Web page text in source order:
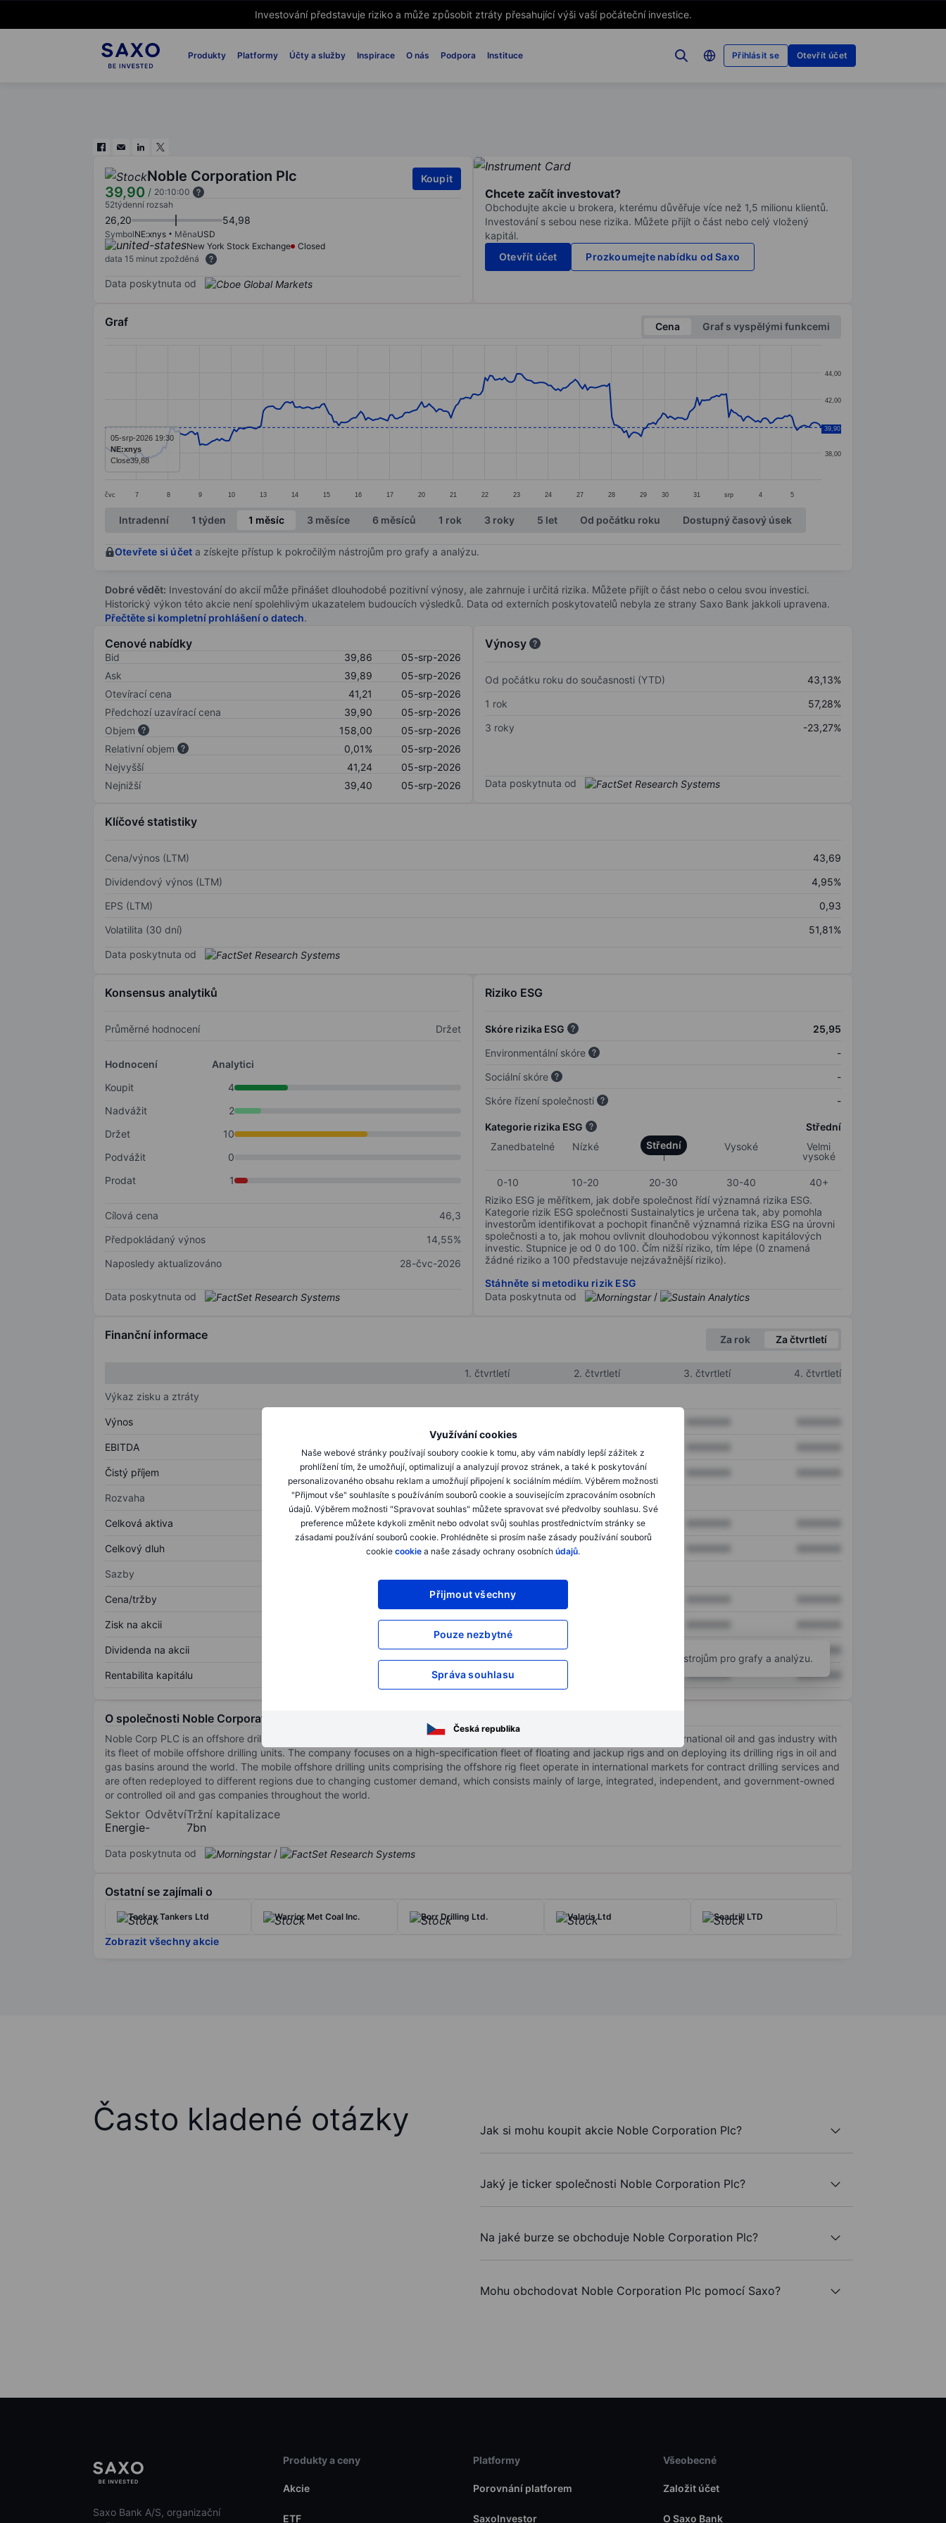
Investování představuje riziko a může způsobit ztráty přesahující výši vaší počáteční investice.
Produkty Platformy Účty a služby Inspirace O nás Podpora Instituce Přihlásit se Otevřít účet
Využívání cookies
Naše webové stránky používají soubory cookie k tomu, aby vám nabídly lepší zážitek z
prohlížení tím, že umožňují, optimalizují a analyzují provoz stránek, a také k poskytování
personalizovaného obsahu reklam a umožňují připojení k sociálním médiím. Výběrem možnosti
"Přijmout vše" souhlasíte s používáním souborů cookie a souvisejícím zpracováním osobních
údajů. Výběrem možnosti "Spravovat souhlas" můžete spravovat své předvolby souhlasu. Své
preference můžete kdykoli změnit nebo odvolat svůj souhlas prostřednictvím stránky se
zásadami používání souborů cookie. Prohlédněte si prosím naše zásady používání souborů
cookie cookie a naše zásady ochrany osobních údajů.
Přijmout všechny
Pouze nezbytné
Správa souhlasu
Česká republika
Noble Corporation Plc
39,90 / 20:10:00
Koupit
52týdenní rozsah
26,20 54,98
SymbolNE:xnys MěnaUSD
New York Stock Exchange
Closed
data 15 minut zpožděná
Data poskytnuta od
Chcete začít investovat?
Obchodujte akcie u brokera, kterému důvěřuje více než 1,5 milionu klientů.
Investování s sebou nese rizika. Můžete přijít o část nebo celý vložený
kapitál.
Otevřít účet
Prozkoumejte nabídku od Saxo
Graf Cena
Graf s vyspělými funkcemi
The chart has 1 X axis displaying categories.
The chart has 1 Y axis displaying values. Data ranges from 37.42 to 43.9.
čvc 7 8 9 10 13 14 15 16 17 20 21 22 23 24 27 28 29 30 31 srp 4 5
38,00
40,00
42,00
44,00
39,90
05-srp-2026 19:30
NE:xnys
Close39,88
End of interactive chart.
Intradenní 1 týden 1 měsíc 3 měsíce 6 měsíců 1 rok 3 roky 5 let Od počátku roku Dostupný časový úsek
Otevřete si účet a získejte přístup k pokročilým nástrojům pro grafy a analýzu.
Dobré vědět: Investování do akcií může přinášet dlouhodobé pozitivní výnosy, ale zahrnuje i určitá rizika. Můžete přijít o část nebo o celou svou investici.
Historický výkon této akcie není spolehlivým ukazatelem budoucích výsledků. Data od externích poskytovatelů nebyla ze strany Saxo Bank jakkoli upravena.
Přečtěte si kompletní prohlášení o datech.
Cenové nabídky
Bid 39,86
05-srp-2026
Ask
39,89
05-srp-2026
Otevírací cena
41,21
05-srp-2026
Předchozí uzavírací cena
39,90
05-srp-2026
Objem
158,00
05-srp-2026
Relativní objem
0,01%
05-srp-2026
Nejvyšší
41,24
05-srp-2026
Nejnižší
39,40 05-srp-2026
Výnosy
Od počátku roku do současnosti (YTD)
43,13%
1 rok
57,28%
3 roky
-23,27%
Data poskytnuta od
Klíčové statistiky
Cena/výnos (LTM)
43,69
Dividendový výnos (LTM)
4,95%
EPS (LTM)
0,93
Volatilita (30 dní)
51,81%
Data poskytnuta od
Konsensus analytiků
Průměrné hodnocení Držet
Hodnocení
Analytici
Koupit
4
Nadvážit
2
Držet
10
Podvážit
0
Prodat
1
Cílová cena
46,3
Předpokládaný výnos
14,55%
Naposledy aktualizováno
28-čvc-2026
Data poskytnuta od
Riziko ESG
Skóre rizika ESG
25,95
Environmentální skóre
-
Sociální skóre
-
Skóre řízení společnosti
-
Kategorie rizika ESG
Střední
Zanedbatelné
Nízké Střední Vysoké
Velmi
vysoké
0-10 10-20 20-30 30-40
40+
Riziko ESG je měřítkem, jak dobře společnost řídí významná rizika ESG.
Kategorie rizik ESG společnosti Sustainalytics je určena tak, aby pomohla
investorům identifikovat a pochopit finančně významná rizika ESG na úrovni
společnosti a to, jak mohou ovlivnit dlouhodobou výkonnost kapitálových
investic. Stupnice je od 0 do 100. Čím nižší riziko, tím lépe (0 znamená
žádné riziko a 100 představuje nejzávažnější riziko).
Stáhněte si metodiku rizik ESG
Data poskytnuta od
/
Finanční informace Za rok Za čtvrtletí
1. čtvrtletí 2. čtvrtletí 3. čtvrtletí
4. čtvrtletí
Výkaz zisku a ztráty
Výnos
EBITDA XXXXXXX XXXXXXX
Čistý příjem XXXXXXX XXXXXXX
Rozvaha
Celková aktiva XXXXXXX XXXXXXX
Celkový dluh XXXXXXX XXXXXXX
Sazby
Cena/tržby XXXXXXX
Zisk na akcii XXXXXXX
Dividenda na akcii XXXXXXX
Rentabilita kapitálu XXXXXXX XXXXXXX XXXXXXX
Otevřete si účeta získejte přístup k pokročilým nástrojům pro grafy a analýzu.
O společnosti Noble Corporation Plc
Noble Corp PLC is an offshore drilling contractor for the oil and gas industry that provides contract drilling services to the international oil and gas industry with
its fleet of mobile offshore drilling units. The company focuses on a high-specification fleet of floating and jackup rigs and on deploying its drilling rigs in oil and
gas basins around the world. The mobile offshore drilling units comprising the offshore rig fleet operate in international markets for contract drilling services and
are often redeployed to different regions due to changing customer demand, which consists mainly of large, integrated, independent, and government-owned
or controlled oil and gas companies throughout the world.
Sektor
Energie
Odvětví
-
Tržní kapitalizace
7bn
Data poskytnuta od /
Ostatní se zajímali o
Teekay Tankers Ltd Warrior Met Coal Inc. Borr Drilling Ltd. Valaris Ltd Seadrill LTD
Zobrazit všechny akcie
Často kladené otázky Jak si mohu koupit akcie Noble Corporation Plc?
Jaký je ticker společnosti Noble Corporation Plc?
Na jaké burze se obchoduje Noble Corporation Plc?
Mohu obchodovat Noble Corporation Plc pomocí Saxo?
Saxo Bank A/S, organizační
Produkty a ceny
Akcie
ETF
Platformy
Porovnání platforem
SaxoInvestor
Všeobecné
Založit účet
O Saxo Bank